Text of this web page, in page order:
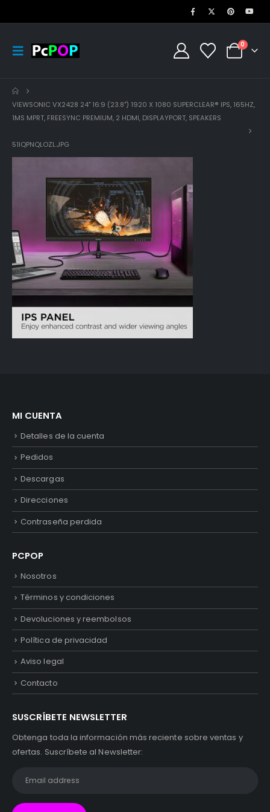
0
VIEWSONIC VX2428 24" 16:9 (23.8") 1920 X 1080 SUPERCLEAR® IPS, 165HZ,
1MS MPRT, FREESYNC PREMIUM, 2 HDMI, DISPLAYPORT, SPEAKERS
51IQPNQLOZL.JPG
MI CUENTA
Detalles de la cuenta
Pedidos
Descargas
Direcciones
Contraseña perdida
PCPOP
Nosotros
Términos y condiciones
Devoluciones y reembolsos
Política de privacidad
Aviso legal
Contacto
SUSCRÍBETE NEWSLETTER
Obtenga toda la información más reciente sobre ventas y
ofertas. Suscríbete al Newsletter: